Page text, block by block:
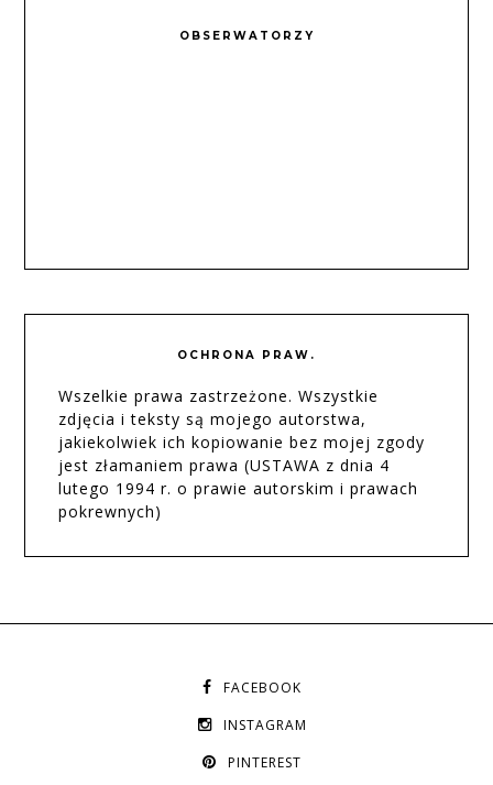
OBSERWATORZY
OCHRONA PRAW.
Wszelkie prawa zastrzeżone. Wszystkie
zdjęcia i teksty są mojego autorstwa,
jakiekolwiek ich kopiowanie bez mojej zgody
jest złamaniem prawa (USTAWA z dnia 4
lutego 1994 r. o prawie autorskim i prawach
pokrewnych)
FACEBOOK
INSTAGRAM
PINTEREST